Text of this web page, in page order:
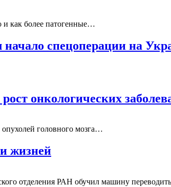
и как более патогенные…
спецоперации на
онкологических
опухолей головного мозга…
жизней
отделения РАН обучил машину